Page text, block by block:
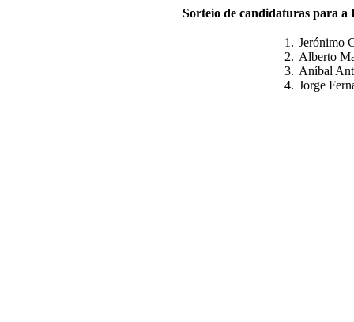
Sorteio de candidaturas para a
1.
2.
3.
4.
Jerónimo
Alberto
Aníbal
Jorge